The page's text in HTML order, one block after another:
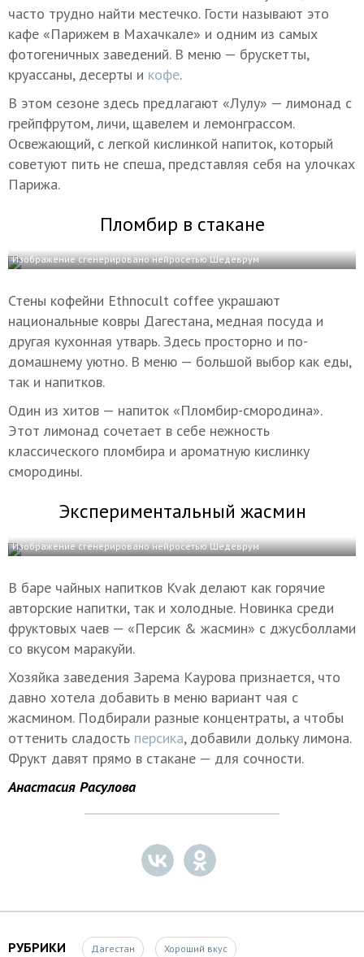
часто трудно найти местечко. Гости называют это
кафе «Парижем в Махачкале» и одним из самых
фотогеничных заведений. В меню — брускетты,
круассаны, десерты и кофе.
В этом сезоне здесь предлагают «Лулу» — лимонад с
грейпфрутом, личи, щавелем и лемонграссом.
Освежающий, с легкой кислинкой напиток, который
советуют пить не спеша, представляя себя на улочках
Парижа.
Пломбир в стакане
Изображение сгенерировано нейросетью Шедеврум
Стены кофейни Ethnocult coffee украшают
национальные ковры Дагестана, медная посуда и
другая кухонная утварь. Здесь просторно и по-
домашнему уютно. В меню — большой выбор как еды,
так и напитков.
Один из хитов — напиток «Пломбир-смородина».
Этот лимонад сочетает в себе нежность
классического пломбира и ароматную кислинку
смородины.
Экспериментальный жасмин
Изображение сгенерировано нейросетью Шедеврум
В баре чайных напитков Kvak делают как горячие
авторские напитки, так и холодные. Новинка среди
фруктовых чаев — «Персик & жасмин» с джусболлами
со вкусом маракуйи.
Хозяйка заведения Зарема Каурова признается, что
давно хотела добавить в меню вариант чая с
жасмином. Подбирали разные концентраты, а чтобы
оттенить сладость персика, добавили дольку лимона.
Фрукт давят прямо в стакане — для сочности.
Анастасия Расулова
РУБРИКИ Дагестан Хороший вкус